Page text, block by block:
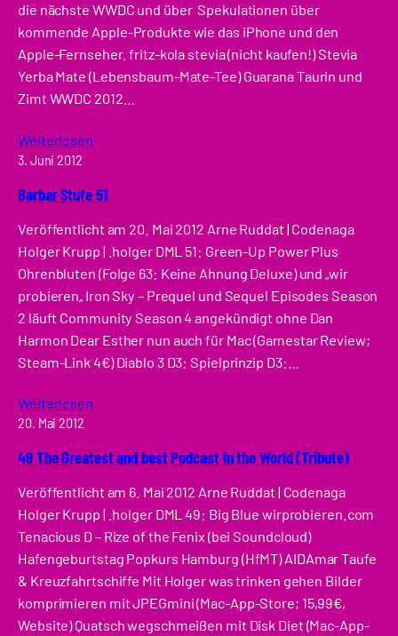
die nächste WWDC und über Spekulationen über
kommende Apple-Produkte wie das iPhone und den
Apple-Fernseher. fritz-kola stevia (nicht kaufen!) Stevia
Yerba Mate (Lebensbaum-Mate-Tee) Guarana Taurin und
Zimt WWDC 2012…
Weiterlesen
3. Juni 2012
Barbar Stufe 51
Veröffentlicht am 20. Mai 2012 Arne Ruddat | Codenaga
Holger Krupp | .holger DML 51: Green-Up Power Plus
Ohrenbluten (Folge 63: Keine Ahnung Deluxe) und „wir
probieren„ Iron Sky – Prequel und Sequel Episodes Season
2 läuft Community Season 4 angekündigt ohne Dan
Harmon Dear Esther nun auch für Mac (Gamestar Review;
Steam-Link 4€) Diablo 3 D3: Spielprinzip D3:…
Weiterlesen
20. Mai 2012
49 The Greatest and best Podcast in the World (Tribute)
Veröffentlicht am 6. Mai 2012 Arne Ruddat | Codenaga
Holger Krupp | .holger DML 49: Big Blue wirprobieren.com
Tenacious D – Rize of the Fenix (bei Soundcloud)
Hafengeburtstag Popkurs Hamburg (HfMT) AIDAmar Taufe
& Kreuzfahrtschiffe Mit Holger was trinken gehen Bilder
komprimieren mit JPEGmini (Mac-App-Store; 15,99€,
Website) Quatsch wegschmeißen mit Disk Diet (Mac-App-